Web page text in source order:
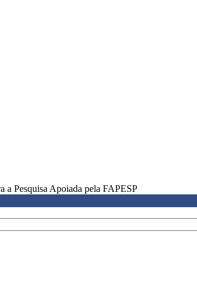
a Pesquisa Apoiada pela FAPESP